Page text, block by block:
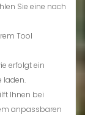
Sie eine nach
Tool
erfolgt ein
laden.
Ihnen bei
anpassbaren